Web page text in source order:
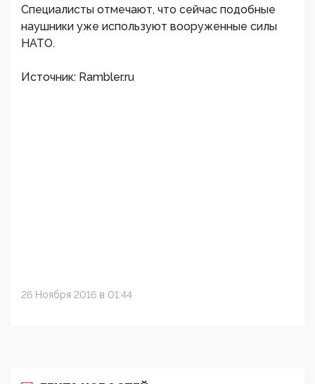
Специалисты отмечают, что сейчас подобные
наушники уже используют вооруженные силы
НАТО.
Источник: Rambler.ru
26 Ноября 2016 в 01:44